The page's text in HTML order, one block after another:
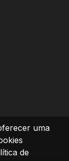
uma
de